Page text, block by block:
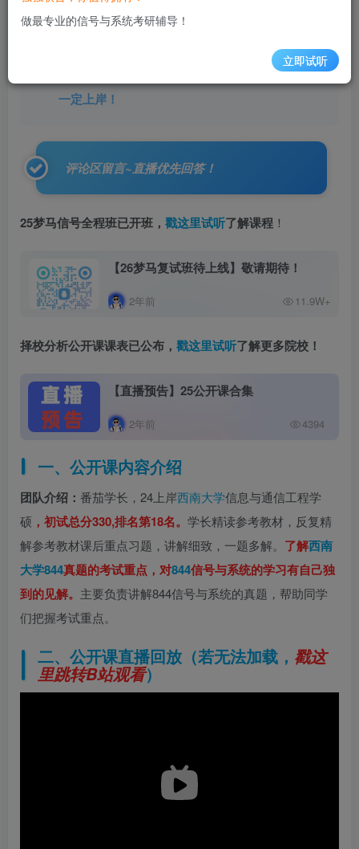
在下面扫码预约，评论区尽情提问
希望大家在直播公开课中能有所收获，好好规划，
一定上岸！
评论区留言~直播优先回答！
25梦马信号全程班已开班， 戳这里试听了解课程 ！
【26梦马复试班待上线】​敬请期待！
2年前 11.9W+
择校分析公开课课表已公布， 戳这里试听了解更多院校 ！
【直播预告】25公开课合集
2年前 4394
一、公开课内容介绍
团队介绍： 番茄学长，24上岸西南大学信息与通信工程学
硕 ，初试总分330,排名第18名。 学长精读参考教材，反复精
解参考教材课后重点习题，讲解细致，一题多解。 了解西南
大学844真题的考试重点，对844信号与系统的学习有自己独
到的见解。 主要负责讲解844信号与系统的真题，帮助同学
们把握考试重点。
二、公开课直播回放（若无法加载， 戳这
里跳转B站观看）
做最专业的信号与系统考研辅导！
立即试听